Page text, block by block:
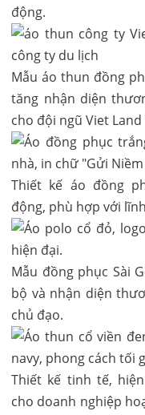
động.
Mẫu áo thun đồng
tăng nhận diện
cho đội ngũ Viet Land
Thiết kế áo đồng
động, phù hợp với
Mẫu đồng phục Sài
bộ và nhận diện
chủ đạo.
Thiết kế tinh tế,
cho doanh nghiệp